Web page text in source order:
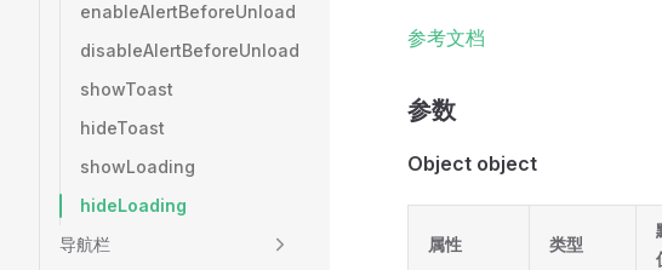
enableAlertBeforeUnload
disableAlertBeforeUnload
showToast
hideToast
showLoading
hideLoading
导航栏
参考文档
参数
Object object
属性 类型